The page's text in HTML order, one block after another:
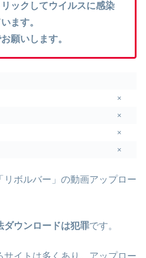
リックしてウイルスに感染
ます。
願いします。
×
×
×
×
ボルバー」の動画アップロー
ダウンロードは犯罪です。
イトは多くあり、アップロー